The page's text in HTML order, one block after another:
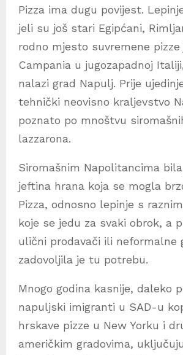
Pizza ima dugu povijest.
jeli su još stari Egipćani,
rodno mjesto suvremene pizze
Campania u jugozapadnoj
nalazi grad Napulj. Prije
tehnički neovisno kraljevstvo
poznato po mnoštvu
lazzarona.
Siromašnim Napolitancima
jeftina hrana koja se mogla
Pizza, odnosno lepinje s
koje se jedu za svaki obrok, a
ulični prodavači ili neformalne
zadovoljila je tu potrebu.
Mnogo godina kasnije, daleko
napuljski imigranti u SAD-u
hrskave pizze u New Yorku i
američkim gradovima,